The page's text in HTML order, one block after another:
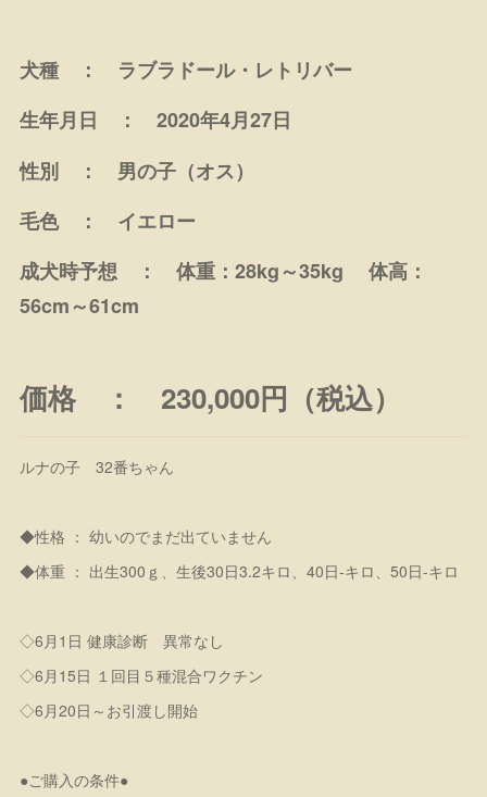
犬種 ： ラブラドール・レトリバー
生年月日 ： 2020年4月27日
性別 ： 男の子（オス）
毛色 ： イエロー
成犬時予想 ： 体重：28kg～35kg 体高：
56cm～61cm
価格 ： 230,000円（税込）
ルナの子 32番ちゃん
◆性格 ： 幼いのでまだ出ていません
◆体重 ： 出生300ｇ、生後30日3.2キロ、40日-キロ、50日-キロ
◇6月1日 健康診断 異常なし
◇6月15日 １回目５種混合ワクチン
◇6月20日～お引渡し開始
●ご購入の条件●